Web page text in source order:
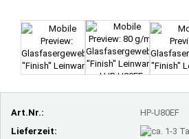
Art.Nr.:
HP-U80EF
Lieferzeit: